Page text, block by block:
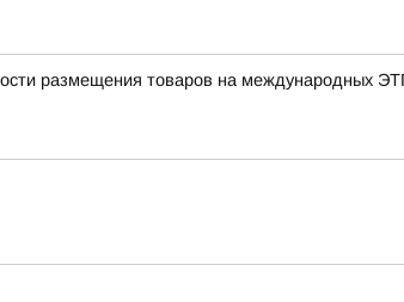
размещения товаров на международных